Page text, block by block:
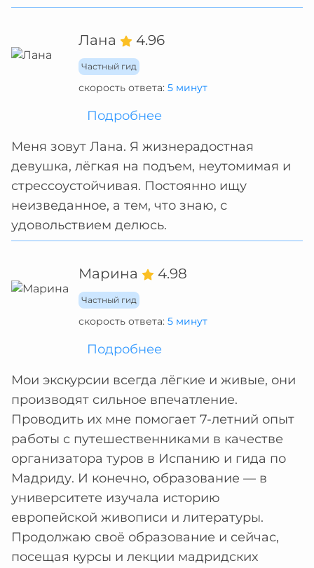
Лана 4.96
Частный гид
скорость ответа: 5 минут
Подробнее
Меня зовут Лана. Я жизнерадостная
девушка, лёгкая на подъем, неутомимая и
стрессоустойчивая. Постоянно ищу
неизведанное, а тем, что знаю, с
удовольствием делюсь.
Марина 4.98
Частный гид
скорость ответа: 5 минут
Подробнее
Мои экскурсии всегда лёгкие и живые, они
производят сильное впечатление.
Проводить их мне помогает 7-летний опыт
работы с путешественниками в качестве
организатора туров в Испанию и гида по
Мадриду. И конечно, образование — в
университете изучала историю
европейской живописи и литературы.
Продолжаю своё образование и сейчас,
посещая курсы и лекции мадридских